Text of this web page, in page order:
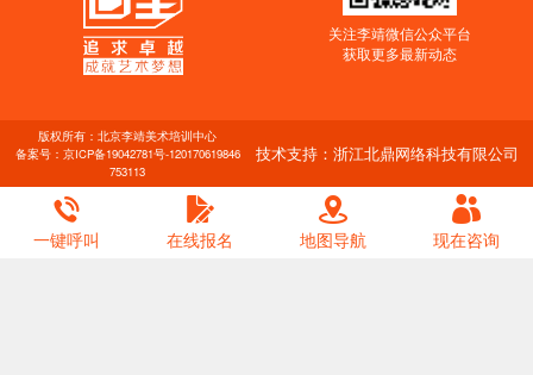
一键呼叫 在线报名 地图导航 现在咨询
关注李靖微信公众平台
获取更多最新动态
版权所有：北京李靖美术培训中心
备案号： 京ICP备19042781号-120170619846
753113
技术支持：浙江北鼎网络科技有限公司